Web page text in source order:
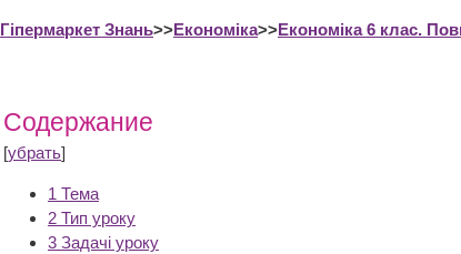
Гіпермаркет Знань>>Економіка>>Економіка 6 клас.
Содержание
[убрать]
1 Тема
2 Тип уроку
3 Задачі уроку